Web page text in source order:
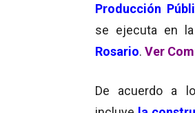
Producción
se ejecuta en la
Rosario. Ver
De acuerdo a